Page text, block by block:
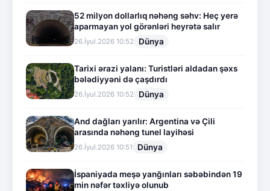
52 milyon dollarlıq nəhəng səhv: Heç yerə
aparmayan yol görənləri heyrətə salır
26.İyul.2026 10:52 Dünya
Tarixi ərazi yalanı: Turistləri aldadan şəxs
bələdiyyəni də çaşdırdı
26.İyul.2026 10:52 Dünya
And dağları yarılır: Argentina və Çili
arasında nəhəng tunel layihəsi
26.İyul.2026 10:51 Dünya
İspaniyada meşə yanğınları səbəbindən 19
min nəfər təxliyə olunub